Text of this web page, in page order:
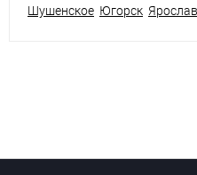
Шушенское Югорск